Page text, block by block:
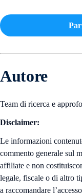
Autore
Team di ricerca e
Disclaimer:
Le informazioni
commento generale sul
affiliate e non
legale, fiscale o di altro
a raccomandare